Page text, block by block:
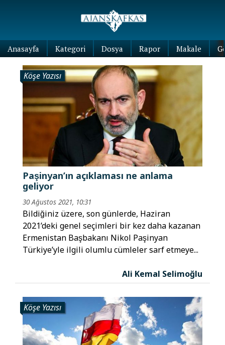
Anasayfa Kategori Dosya Rapor Makale
Köşe Yazısı
Paşinyan’ın açıklaması ne anlama
geliyor
30 Ağustos 2021, 10:31
Bildiğiniz üzere, son günlerde, Haziran
2021’deki genel seçimleri bir kez daha kazanan
Ermenistan Başbakanı Nikol Paşinyan
Türkiye’yle ilgili olumlu cümleler sarf etmeye...
Ali Kemal Selimoğlu
Köşe Yazısı